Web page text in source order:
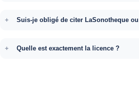
Suis-je obligé de citer LaSonotheque
Quelle est exactement la licence ?